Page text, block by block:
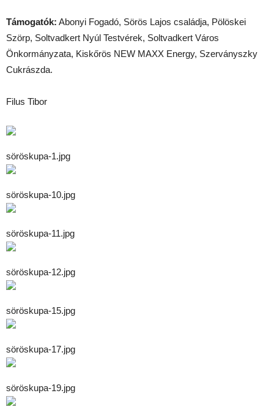
Támogatók: Abonyi Fogadó, Sörös Lajos családja, Pölöskei
Szörp, Soltvadkert Nyúl Testvérek, Soltvadkert Város
Önkormányzata, Kiskőrös NEW MAXX Energy, Szerványszky
Cukrászda.
Filus Tibor
söröskupa-1.jpg
söröskupa-10.jpg
söröskupa-11.jpg
söröskupa-12.jpg
söröskupa-15.jpg
söröskupa-17.jpg
söröskupa-19.jpg